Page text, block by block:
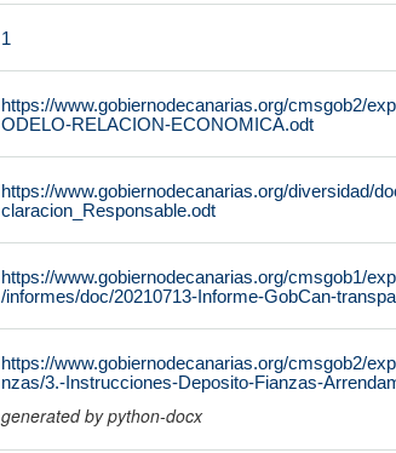
1
https://www.gobiernodecanarias.org/cmsgob2/
ODELO-RELACION-ECONOMICA.odt
https://www.gobiernodecanarias.org/diversidad/
claracion_Responsable.odt
https://www.gobiernodecanarias.org/cmsgob1/
/informes/doc/20210713-Informe-GobCan-
https://www.gobiernodecanarias.org/cmsgob2/
nzas/3.-Instrucciones-Deposito-Fianzas-
generated by python-docx